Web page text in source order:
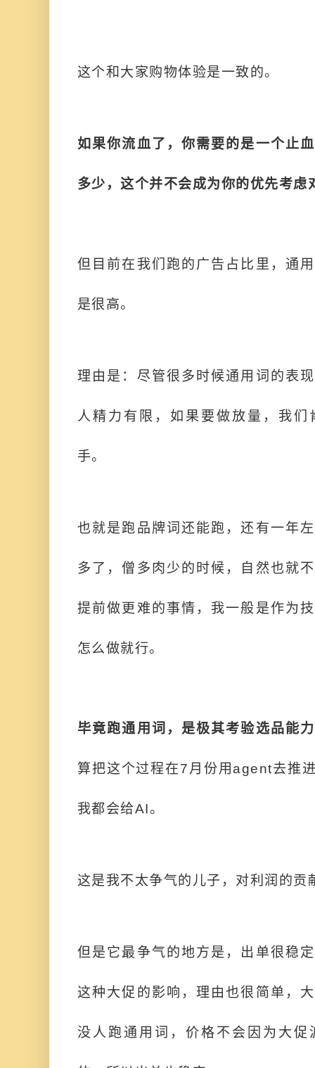
这个和大家购物体验是一致的。
如果你流血了，你需要的是一个止
多少，这个并不会成为你的优先考虑
但目前在我们跑的广告占比里，通
是很高。
理由是：尽管很多时候通用词的表
人精力有限，如果要做放量，我
手。
也就是跑品牌词还能跑，还有一年
多了，僧多肉少的时候，自然也就
提前做更难的事情，我一般是作为
怎么做就行。
毕竟跑通用词，是极其考验选品能
算把这个过程在7月份用agent去推
我都会给AI。
这是我不太争气的儿子，对利润的贡
但是它最争气的地方是，出单很稳
这种大促的影响，理由也很简单，
没人跑通用词，价格不会因为大